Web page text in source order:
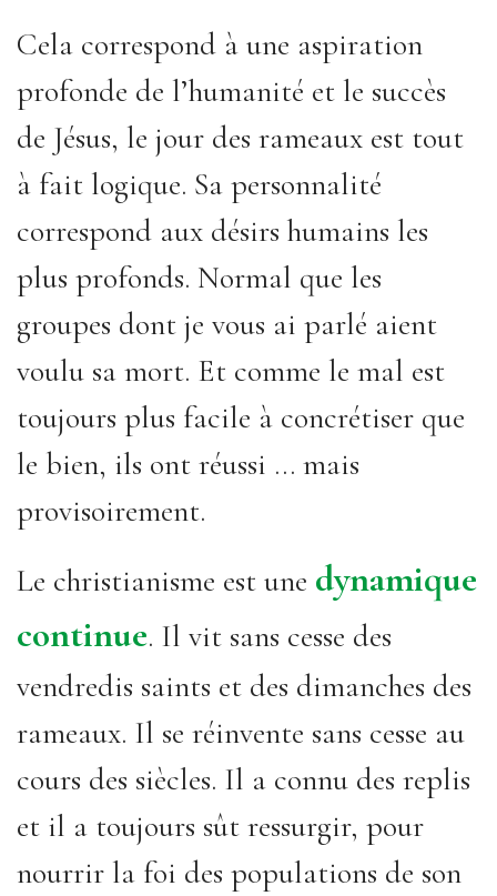
Cela correspond à une aspiration
profonde de l’humanité et le succès
de Jésus, le jour des rameaux est tout
à fait logique. Sa personnalité
correspond aux désirs humains les
plus profonds. Normal que les
groupes dont je vous ai parlé aient
voulu sa mort. Et comme le mal est
toujours plus facile à concrétiser que
le bien, ils ont réussi ... mais
provisoirement.
Le christianisme est une dynamique
continue. Il vit sans cesse des
vendredis saints et des dimanches des
rameaux. Il se réinvente sans cesse au
cours des siècles. Il a connu des replis
et il a toujours sût ressurgir, pour
nourrir la foi des populations de son